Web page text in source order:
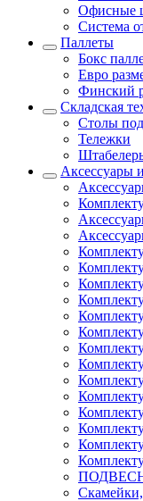
Офисные
Система
Паллеты
Бокс
Евро
Финский
Складская
Столы
Тележки
Аксессуары